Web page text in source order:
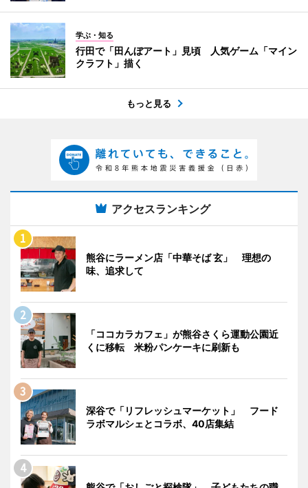
学ぶ・知る
行田で「田んぼアート」見頃 人気ゲーム「マイン
クラフト」描く
もっと見る
アクセスランキング
熊谷にラーメン店「中華そば 玄」 理想の
味、追求して
「ココカラカフェ」が熊谷さくら運動公園近
くに移転 米粉パンケーキに刷新も
深谷で「リフレッシュマーケット」 フード
ラボマルシェとコラボ、40店集結